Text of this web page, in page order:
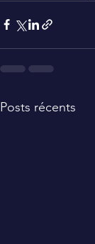
Posts récents